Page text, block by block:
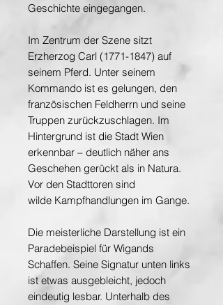
Geschichte eingegangen.
Im Zentrum der Szene sitzt
Erzherzog Carl (1771-1847) auf
seinem Pferd. Unter seinem
Kommando ist es gelungen, den
französischen Feldherrn und seine
Truppen zurückzuschlagen. Im
Hintergrund ist die Stadt Wien
erkennbar – deutlich näher ans
Geschehen gerückt als in Natura.
Vor den Stadttoren sind
wilde Kampfhandlungen im Gange.
Die meisterliche Darstellung ist ein
Paradebeispiel für Wigands
Schaffen. Seine Signatur unten links
ist etwas ausgebleicht, jedoch
eindeutig lesbar. Unterhalb des